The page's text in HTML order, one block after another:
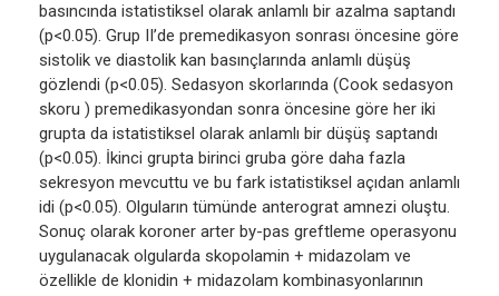
basıncında istatistiksel olarak anlamlı bir azalma saptandı
(p<0.05). Grup II’de premedikasyon sonrası öncesine göre
sistolik ve diastolik kan basınçlarında anlamlı düşüş
gözlendi (p<0.05). Sedasyon skorlarında (Cook sedasyon
skoru ) premedikasyondan sonra öncesine göre her iki
grupta da istatistiksel olarak anlamlı bir düşüş saptandı
(p<0.05). İkinci grupta birinci gruba göre daha fazla
sekresyon mevcuttu ve bu fark istatistiksel açıdan anlamlı
idi (p<0.05). Olguların tümünde anterograt amnezi oluştu.
Sonuç olarak koroner arter by-pas greftleme operasyonu
uygulanacak olgularda skopolamin + midazolam ve
özellikle de klonidin + midazolam kombinasyonlarının